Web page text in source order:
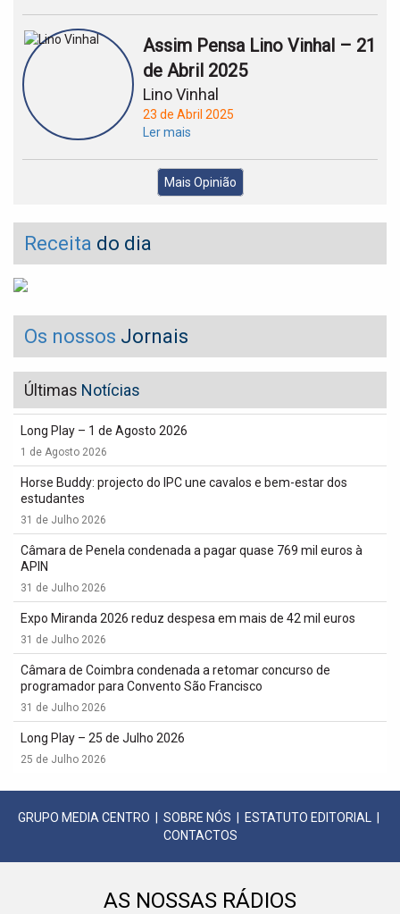
Assim Pensa Lino Vinhal – 21
de Abril 2025
Lino Vinhal
23 de Abril 2025
Ler mais
Mais Opinião
Receita do dia
Os nossos Jornais
Últimas Notícias
Long Play – 1 de Agosto 2026
1 de Agosto 2026
Horse Buddy: projecto do IPC une cavalos e bem-estar dos
estudantes
31 de Julho 2026
Câmara de Penela condenada a pagar quase 769 mil euros à
APIN
31 de Julho 2026
Expo Miranda 2026 reduz despesa em mais de 42 mil euros
31 de Julho 2026
Câmara de Coimbra condenada a retomar concurso de
programador para Convento São Francisco
31 de Julho 2026
Long Play – 25 de Julho 2026
25 de Julho 2026
GRUPO MEDIA CENTRO SOBRE NÓS ESTATUTO EDITORIAL
CONTACTOS
AS NOSSAS RÁDIOS